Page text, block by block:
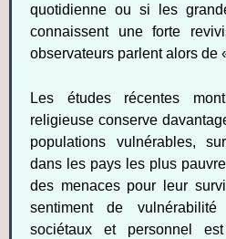
quotidienne ou si les
connaissent une forte
observateurs parlent alors de
Les études récentes
religieuse conserve
populations vulnérables,
dans les pays les plus
des menaces pour leur
sentiment de
sociétaux et personnel